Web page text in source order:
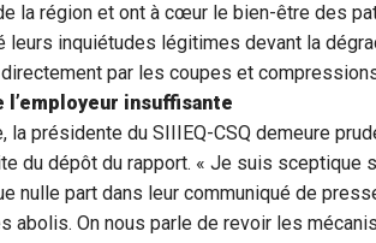
la région et ont à cœur le bien-être des
leurs inquiétudes légitimes devant la
par les coupes et
l’employeur insuffisante
la présidente du SIIIEQ-CSQ demeure
du dépôt du rapport. « Je suis sceptique
nulle part dans leur communiqué de
abolis. On nous parle de revoir les